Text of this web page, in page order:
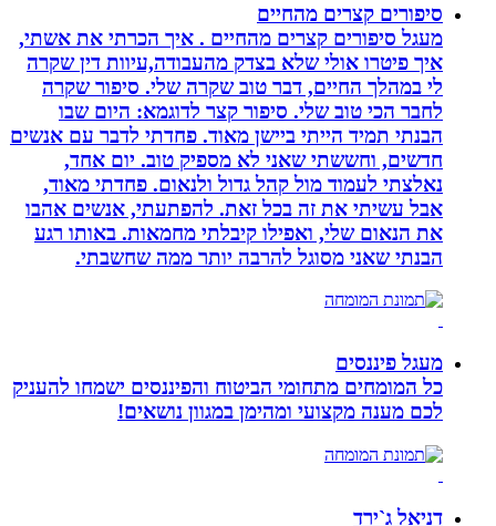
סיפורים קצרים מהחיים
מעגל סיפורים קצרים מהחיים . איך הכרתי את אשתי,
איך פיטרו אולי שלא בצדק מהעבודה,עיוות דין שקרה
לי במהלך החיים, דבר טוב שקרה שלי. סיפור שקרה
לחבר הכי טוב שלי. סיפור קצר לדוגמא: היום שבו
הבנתי תמיד הייתי ביישן מאוד. פחדתי לדבר עם אנשים
חדשים, וחששתי שאני לא מספיק טוב. יום אחד,
נאלצתי לעמוד מול קהל גדול ולנאום. פחדתי מאוד,
אבל עשיתי את זה בכל זאת. להפתעתי, אנשים אהבו
את הנאום שלי, ואפילו קיבלתי מחמאות. באותו רגע
הבנתי שאני מסוגל להרבה יותר ממה שחשבתי.
מעגל פיננסים
כל המומחים מתחומי הביטוח והפיננסים ישמחו להעניק
לכם מענה מקצועי ומהימן במגוון נושאים!
דניאל ג`ירד